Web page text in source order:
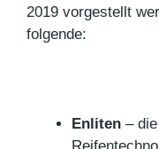
2019 vorgestellt
folgende:
Enliten –